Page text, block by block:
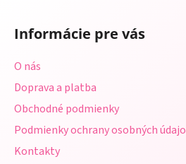
Informácie pre vás
O nás
Doprava a platba
Obchodné podmienky
Podmienky ochrany osobných
Kontakty